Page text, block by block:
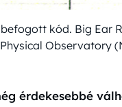
kód. Big
Observatory
érdekesebbé